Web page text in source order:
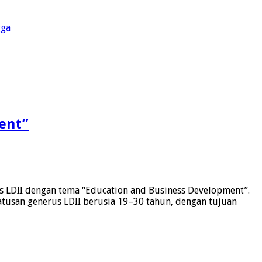
dengan tema “Education and Business Development”.
generus LDII berusia 19–30 tahun, dengan tujuan